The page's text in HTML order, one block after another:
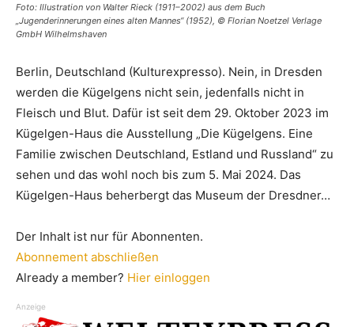
Foto: Illustration von Walter Rieck (1911–2002) aus dem Buch
„Jugenderinnerungen eines alten Mannes“ (1952), © Florian Noetzel Verlage
GmbH Wilhelmshaven
Berlin, Deutschland (Kulturexpresso). Nein, in Dresden
werden die Kügelgens nicht sein, jedenfalls nicht in
Fleisch und Blut. Dafür ist seit dem 29. Oktober 2023 im
Kügelgen-Haus die Ausstellung „Die Kügelgens. Eine
Familie zwischen Deutschland, Estland und Russland“ zu
sehen und das wohl noch bis zum 5. Mai 2024. Das
Kügelgen-Haus beherbergt das Museum der Dresdner…
Der Inhalt ist nur für Abonnenten.
Abonnement abschließen
Already a member? Hier einloggen
Anzeige